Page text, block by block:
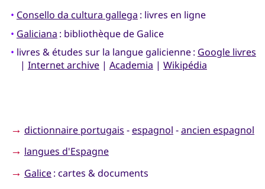
• Consello da cultura gallega : livres en ligne
• Galiciana : bibliothèque de Galice
• livres & études sur la langue galicienne : Google livres
| Internet archive| Academia | Wikipédia
→ dictionnaire portugais -espagnol -ancien espagnol
→ langues d'Espagne
→ Galice: cartes & documents